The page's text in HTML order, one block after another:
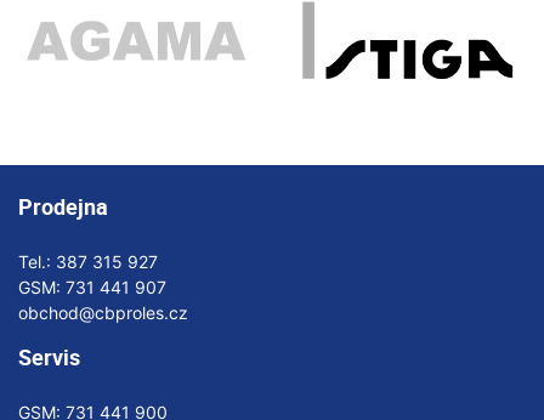
Prodejna
Tel.: 387 315 927
GSM: 731 441 907
obchod@cbproles.cz
Servis
GSM: 731 441 900